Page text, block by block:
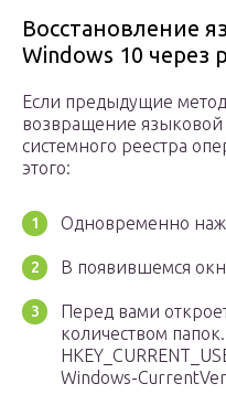
Восстановление
Windows 10 через
Если предыдущие
возвращение языковой
системного реестра
этого:
Одновременно
В появившемся
Перед вами
количеством
Windows-